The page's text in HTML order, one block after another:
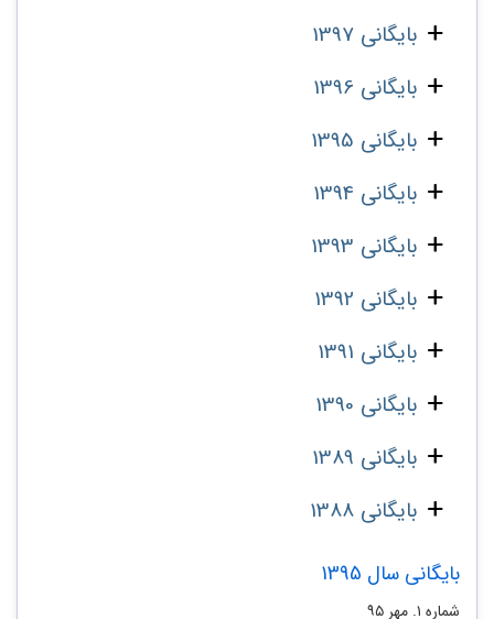
بایگانی 1397
بایگانی 1396
بایگانی 1395
بایگانی 1394
بایگانی 1393
بایگانی 1392
بایگانی 1391
بایگانی 1390
بایگانی 1389
بایگانی 1388
بایگانی سال 1395
شماره ۱. مهر ۹۵